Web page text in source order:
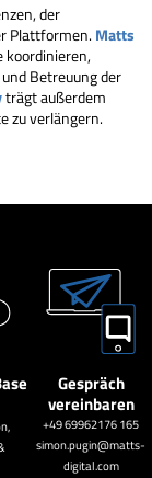
der
Plattformen.Matts
koordinieren,
Betreuung der
trägt außerdem
zu verlängern.
Gespräch
vereinbaren
+49 69962176 165
simon.pugin@matts-
digital.com